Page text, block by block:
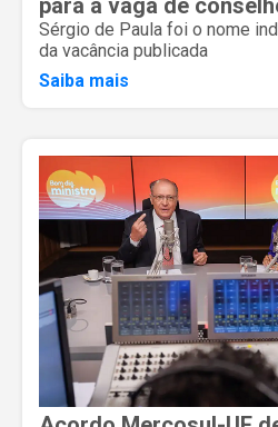
para a vaga de
Sérgio de Paula foi o nome
da vacância publicada
Saiba mais